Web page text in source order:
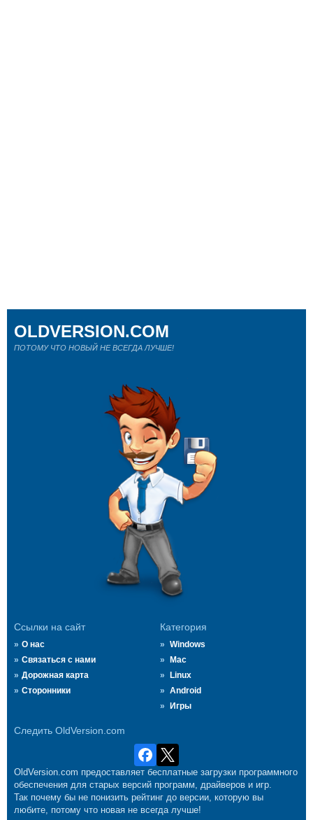
Ссылки на сайт
О нас
Связаться с нами
Дорожная карта
Сторонники
Категория
Windows
Mac
Linux
Android
Игры
Следить OldVersion.com
OLDVERSION.COM
ПОТОМУ ЧТО НОВЫЙ НЕ ВСЕГДА ЛУЧШЕ!
OldVersion.com предоставляет бесплатные загрузки программного
обеспечения для старых версий программ, драйверов и игр.
Так почему бы не понизить рейтинг до версии, которую вы
любите, потому что новая не всегда лучше!